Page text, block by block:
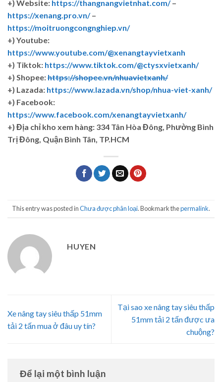
+) Website: https://thangnangvietnhat.com/–
https://xenang.pro.vn/–
https://moitruongcongnghiep.vn/
+) Youtube:
https://www.youtube.com/@xenangtayvietxanh
+) Tiktok: https://www.tiktok.com/@ctysxvietxanh/
+) Shopee:https://shopee.vn/nhuavietxanh/
+) Lazada: https://www.lazada.vn/shop/nhua-viet-xanh/
+) Facebook:
https://www.facebook.com/xenangtayvietxanh/
+) Địa chỉ kho xem hàng: 334 Tân Hòa Đông, Phường Bình
Trị Đông, Quận Bình Tân, TP.HCM
This entry was posted inChưa được phân loại. Bookmark thepermalink.
HUYEN
Xe nâng tay siêu thấp 51mm
tải 2 tấn mua ở đâu uy tín?
Tại sao xe nâng tay siêu thấp
51mm tải 2 tấn được ưa
chuộng?
Để lại một bình luận